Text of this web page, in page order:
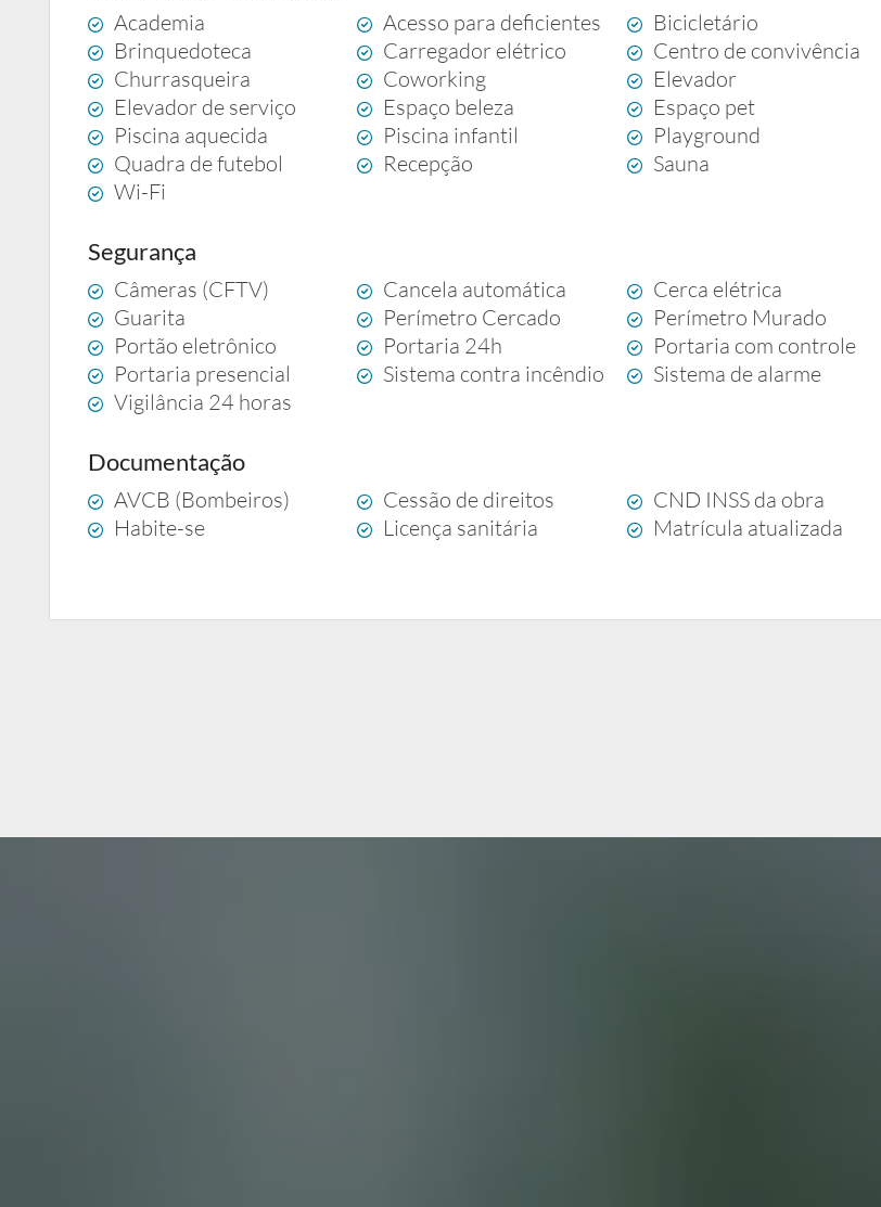
Academia Acesso para deficientes
Bicicletário
Brinquedoteca
Carregador elétrico
Centro de convivência
Churrasqueira
Coworking
Elevador
Elevador de serviço
Espaço beleza
Espaço pet
Piscina aquecida
Piscina infantil
Playground
Quadra de futebol
Recepção
Sauna
Wi-Fi
Segurança
Câmeras (CFTV) Cancela automática
Cerca elétrica
Guarita
Perímetro Cercado
Perímetro Murado
Portão eletrônico
Portaria 24h
Portaria com controle
Portaria presencial
Sistema contra incêndio
Sistema de alarme
Vigilância 24 horas
Documentação
AVCB (Bombeiros) Cessão de direitos
CND INSS da obra
Habite-se
Licença sanitária Matrícula atualizada